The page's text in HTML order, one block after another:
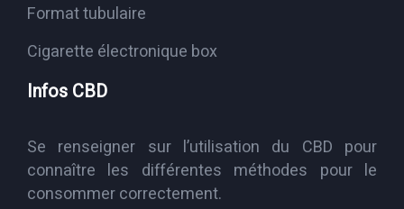
Format tubulaire
Cigarette électronique box
Infos CBD
Se renseigner sur l’utilisation du CBD pour
connaître les différentes méthodes pour le
consommer correctement.